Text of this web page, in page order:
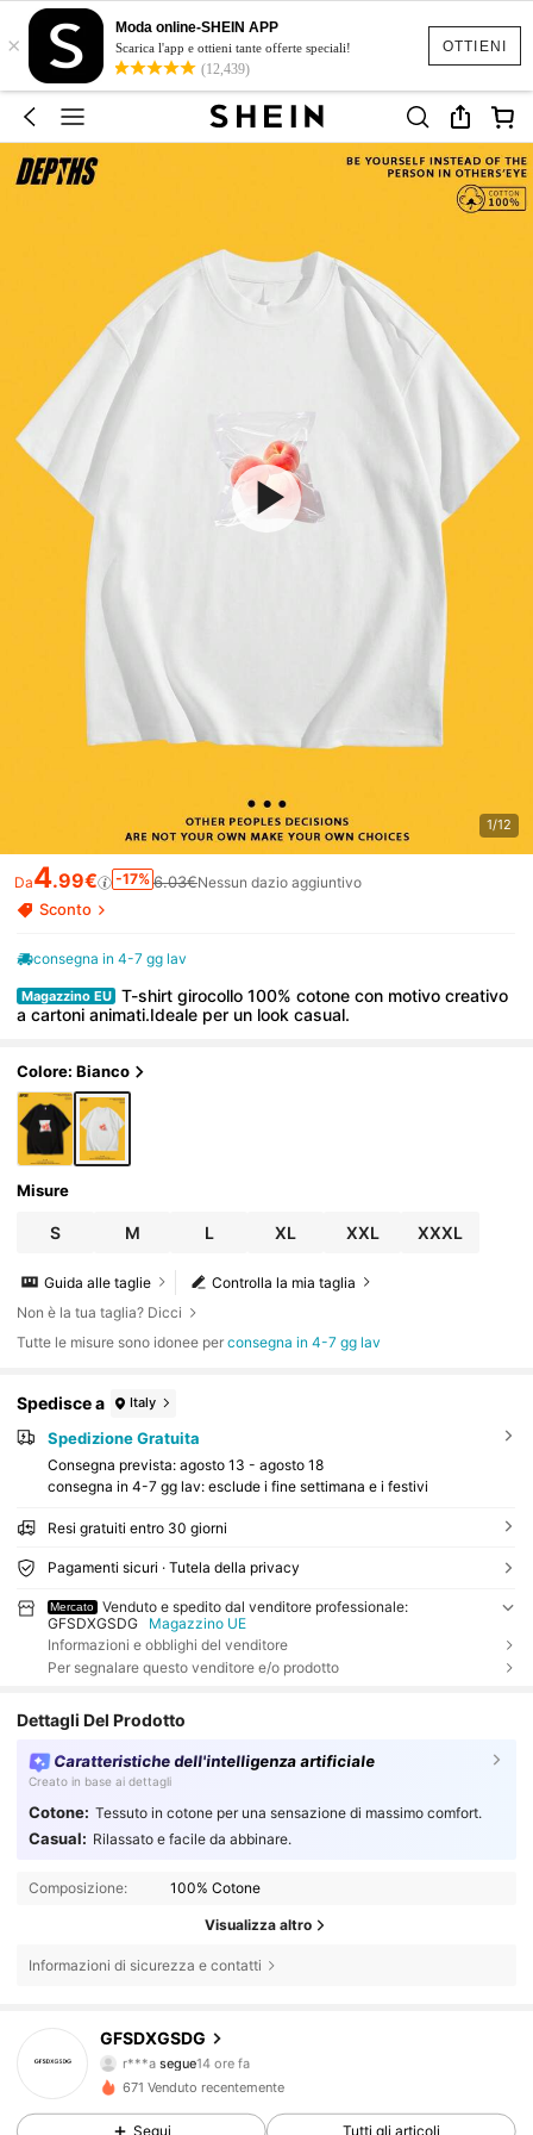
OTTIENI
×
Moda online-SHEIN APP
Scarica l'app e ottieni tante offerte speciali!
(12,439)
1/12
Da4.99€ -17% 6.03€Nessun dazio aggiuntivo
Sconto
consegna in 4-7 gg lav
Magazzino EU
T-shirt girocollo 100% cotone con motivo creativo
a cartoni animati.Ideale per un look casual.
Colore: Bianco
Misure
S M L XL XXL XXXL
Controlla la mia taglia
Guida alle taglie
Non è la tua taglia? Dicci
Tutte le misure sono idonee perconsegna in 4-7 gg lav
Spedisce a Italy
Spedizione Gratuita
Consegna prevista: agosto 13 - agosto 18
consegna in 4-7 gg lav: esclude i fine settimana e i festivi
Resi gratuiti entro 30 giorni
Pagamenti sicuri · Tutela della privacy
Mercato
Venduto e spedito dal venditore professionale:
GFSDXGSDG
Magazzino UE
Informazioni e obblighi del venditore
Per segnalare questo venditore e/o prodotto
Dettagli Del Prodotto
Caratteristiche dell'intelligenza artificiale
Creato in base ai dettagli
Cotone: Tessuto in cotone per una sensazione di massimo comfort.
Casual: Rilassato e facile da abbinare.
Composizione: 100% Cotone
Visualizza altro
Informazioni di sicurezza e contatti
GFSDXGSDG
4.72
66 Follower
671 Venduto recentemente
Segui Tutti gli articoli